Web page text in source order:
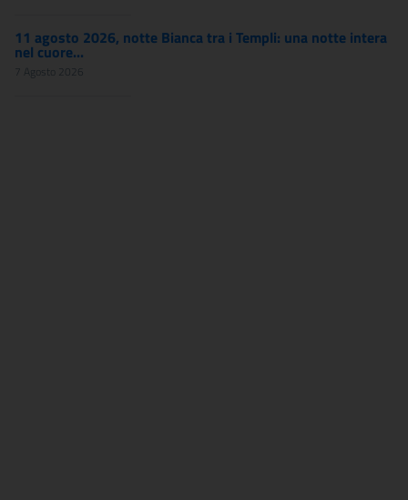
11 agosto 2026, notte Bianca tra i Templi: una notte intera
nel cuore...
7 Agosto 2026